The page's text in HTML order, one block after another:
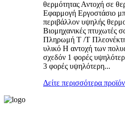
θερμότητας Αντοχή σε
Εφαρμογή Εργοστάσιο
περιβάλλον υψηλής
Βιομηχανικές πτυχωτές
Πληρωμή T /T
υλικό Η αντοχή των
σχεδόν 1 φορές
3 φορές υψηλότερη...
Δείτε περισσότερα